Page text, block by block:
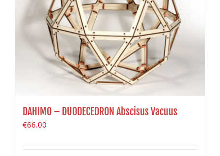
DAHIMO – DUODECEDRON Abscisus Vacuus
€66.00